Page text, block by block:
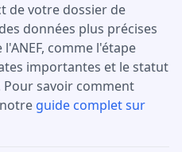
de votre dossier de
données plus précises
comme l'étape
importantes et le statut
savoir comment
guide complet sur